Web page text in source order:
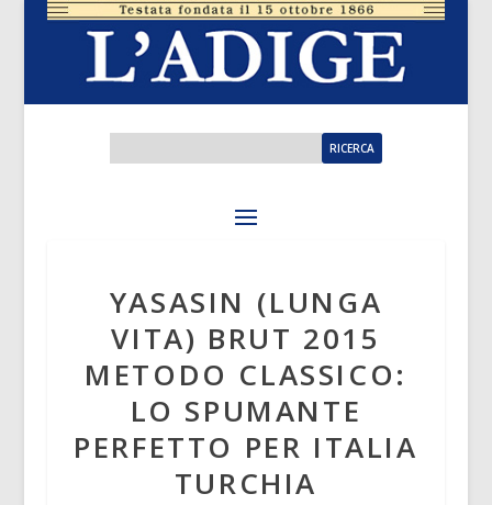
YASASIN (LUNGA
VITA) BRUT 2015
METODO CLASSICO:
LO SPUMANTE
PERFETTO PER ITALIA
TURCHIA